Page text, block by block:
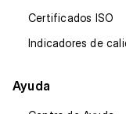
Certificados ISO
Indicadores de
Ayuda